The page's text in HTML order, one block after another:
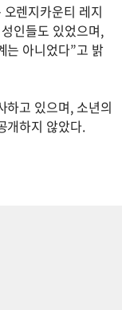
렌지카운티 레지
인들도 있었으며,
는 아니었다”고 밝
하고 있으며, 소년의
개하지 않았다.